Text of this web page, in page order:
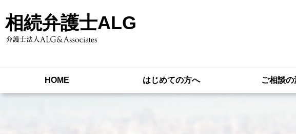
相続弁護士ALG
HOME はじめての方へ ご相談の